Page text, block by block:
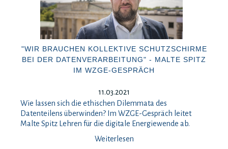
"WIR BRAUCHEN KOLLEKTIVE SCHUTZSCHIRME
BEI DER DATENVERARBEITUNG" - MALTE SPITZ
IM WZGE-GESPRÄCH
11.03.2021
Wie lassen sich die ethischen Dilemmata des
Datenteilens überwinden? Im WZGE-Gespräch leitet
Malte Spitz Lehren für die digitale Energiewende ab.
Weiterlesen